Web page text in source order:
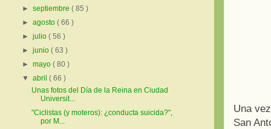
Una
San
►septiembre( 85 )
►agosto( 66 )
►julio( 56 )
►junio( 63 )
►mayo( 80 )
▼abril( 66 )
Unas fotos del Día de la Reina en Ciudad
Universit...
"Ciclistas (y moteros): ¿conducta suicida?",
por M...